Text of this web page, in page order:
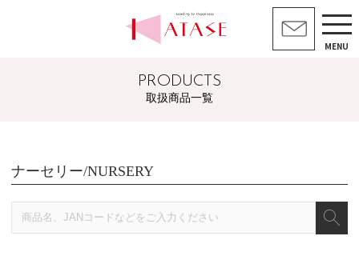
MENU
PRODUCTS
取扱商品一覧
ナーセリー/NURSERY